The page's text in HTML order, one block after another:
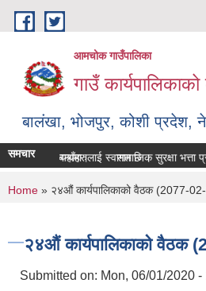
Skip to main content
आमचोक गाउँपालिका
गाउँ कार्यपालिकाको
बालंखा, भोजपुर, कोशी प्रदेश,
मा यहाँहरुलाई स्वागत छ ।
समचार
पेश गर्ने सम्बन्धमा। सामाजिक सुरक्षा भत्ता
You are here
Home » २४‌औं कार्यपालिकाको वैठक (2077-
२४‌औं कार्यपालिकाको वैठक
Submitted on: Mon, 06/01/2020 -